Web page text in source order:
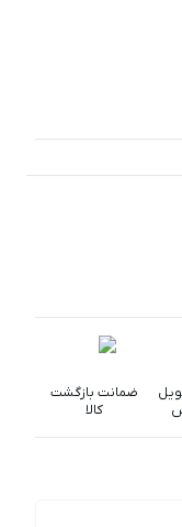
ضمانت بازگشت
کالا